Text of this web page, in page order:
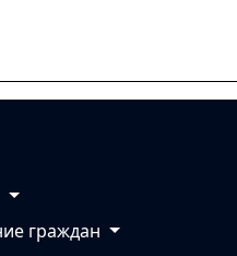
граждан